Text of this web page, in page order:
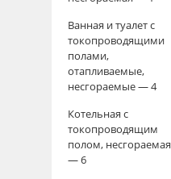
Ванная и туалет с
токопроводящими
по­лами,
отапливаемые,
несгораемые — 4
Котельная с
токопроводящим
полом, не­сгораемая
— 6